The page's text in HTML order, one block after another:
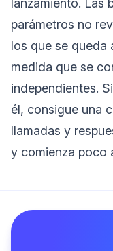
parámetros no
los que se queda
medida que se
independientes.
él, consigue una
llamadas y
y comienza poco